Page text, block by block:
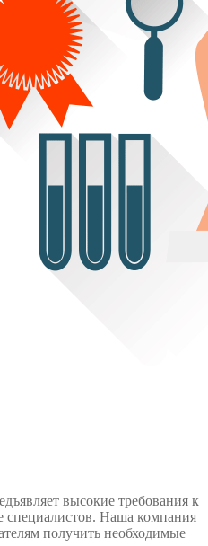
высокие требования к
специалистов. Наша компания
получить необходимые